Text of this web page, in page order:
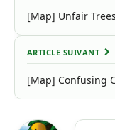
[Map] Unfair
ARTICLE SUIVANT
[Map] Confusing